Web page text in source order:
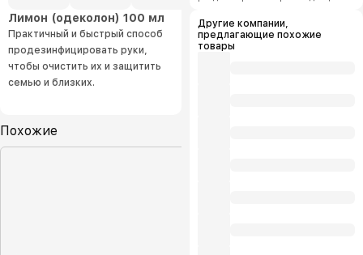
Лимон (одеколон) 100 мл
Практичный и быстрый способ
продезинфицировать руки,
чтобы очистить их и защитить
семью и близких.
Похожие
более профессионально,
структурировано, инновационно и с
дальновидным подходом.
рынку продукцию с высокой
добавленной стоимостью.
Другие компании,
предлагающие похожие
товары